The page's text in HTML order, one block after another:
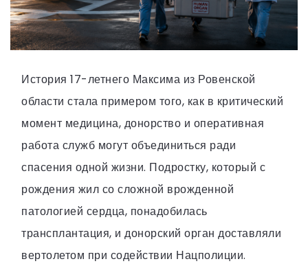
История 17-летнего Максима из Ровенской
области стала примером того, как в критический
момент медицина, донорство и оперативная
работа служб могут объединиться ради
спасения одной жизни. Подростку, который с
рождения жил со сложной врожденной
патологией сердца, понадобилась
трансплантация, и донорский орган доставляли
вертолетом при содействии Нацполиции.